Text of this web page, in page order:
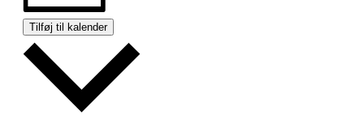
Tilføj til kalender